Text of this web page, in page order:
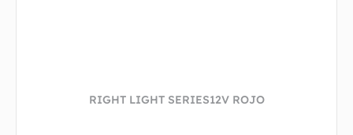
RIGHT LIGHT SERIES12V ROJO